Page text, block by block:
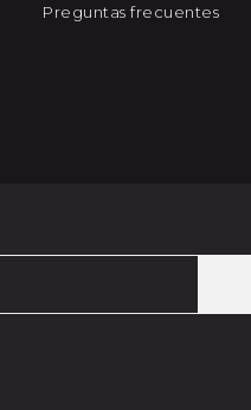
Preguntas frecuentes